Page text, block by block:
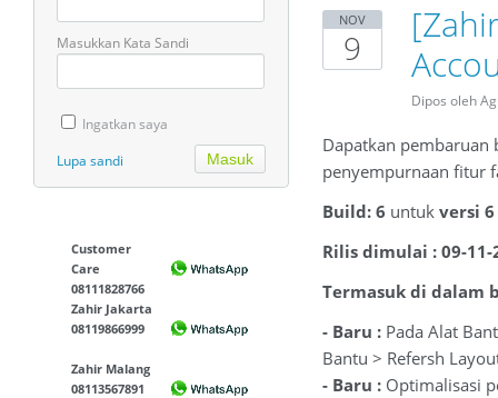
Masukkan Kata Sandi
Ingatkan saya
Lupa sandi
Customer
Care
08111828766
Zahir Jakarta
08119866999
Zahir Malang
08113567891
NOV
9
Dipos oleh
Dapatkan
penyempurnaan fitur
Build: 6 untuk versi 6
Rilis dimulai : 09-11-
Termasuk di dalam
- Baru : Pada Alat
Bantu > Refersh
- Baru : Optimalisasi